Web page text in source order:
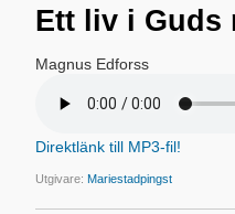
Ett liv i Guds
Magnus Edforss
Direktlänk till MP3-fil!
Utgivare:Mariestadpingst